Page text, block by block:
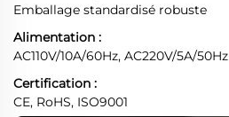
Emballage standardisé robuste
Alimentation :
AC110V/10A/60Hz, AC220V/5A/50Hz
Certification :
CE, RoHS, ISO9001